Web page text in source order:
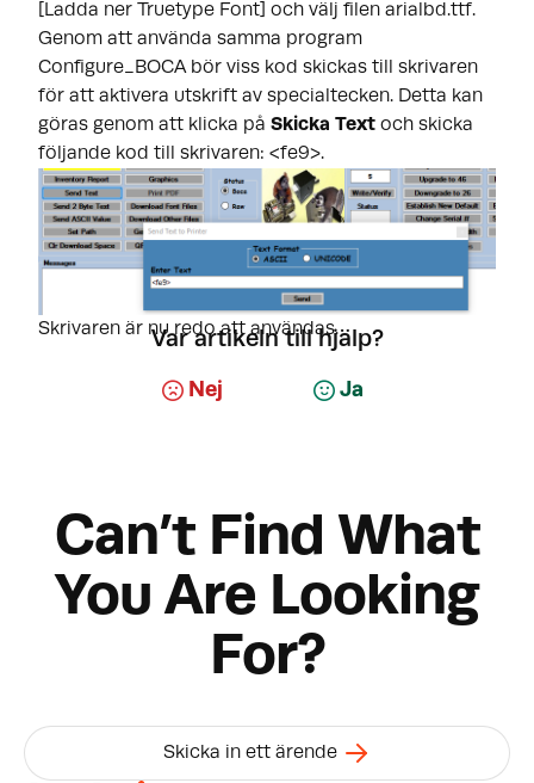
[Ladda ner Truetype Font] och välj filen arialbd.ttf.
Genom att använda samma program
Configure_BOCA bör viss kod skickas till skrivaren
för att aktivera utskrift av specialtecken. Detta kan
göras genom att klicka på Skicka Text och skicka
följande kod till skrivaren: <fe9>.
Skrivaren är nu redo att användas.
Var artikeln till hjälp?
Nej Ja
Can’t Find What
You Are Looking
For?
Skicka in ett ärende